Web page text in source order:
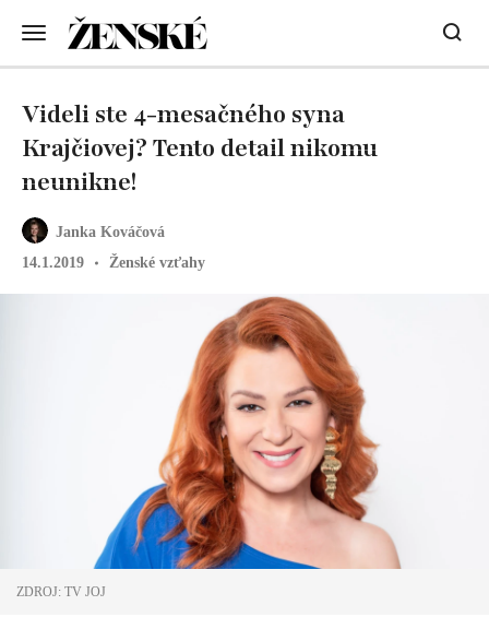
Janka Kováčová
14.1.2019
Ženské vzťahy
Videli ste 4-mesačného syna
Krajčiovej? Tento detail nikomu
neunikne!
ZDROJ: TV JOJ